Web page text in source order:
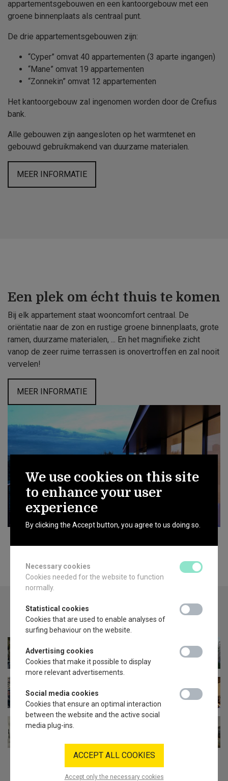
appartementsgebouwen en een kantoorgebouw met een
groene binnenplaats als centraal punt.
De drie appartementsgebouwen zijn:
“Cyper” omvat 40 appartementen (3 aparte ingangen)
“Mane” omvat 19 appartementen
“Zonnekin” omvat 12 appartementen
Het kantoorgebouw zal ingenomen worden door de Crefius
bank.
Alle gebouwen zijn aangesloten op het warmtenet en
gebouwd gebruikmakend van duurzame materialen.
MEER INFORMATIE
Een plek om écht thuis te komen
Bij elk appartement staat wooncomfort centraal. De
oriëntatie naar de zon en rustige groene binnenplaats, grote
ramen, duurzame materialen, ... En het magnifieke zicht
vanop de zeer ruime terrassen is onovertroffen en zal nooit
vervelen!
MEER INFORMATIE
We use cookies on this site
to enhance your user
experience
By clicking the Accept button, you agree to us doing so.
Necessary cookies
Cookies needed for the website to function
normally.
Statistical cookies
Cookies that are used to enable analyses of
surfing behaviour on the website.
Advertising cookies
Cookies that make it possible to display
more relevant advertisements.
Social media cookies
Cookies that ensure an optimal interaction
between the website and the active social
media plug-ins.
Accept only the necessary cookies
ACCEPT ALL COOKIES